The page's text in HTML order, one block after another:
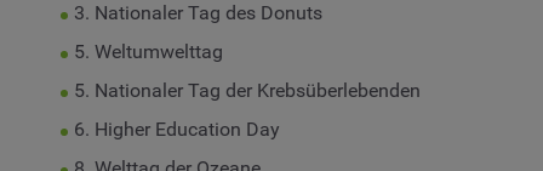
3. Nationaler Tag des Donuts
5. Weltumwelttag
5. Nationaler Tag der Krebsüberlebenden
6. Higher Education Day